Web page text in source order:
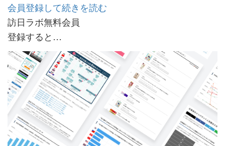
会員登録して続きを読む
訪日ラボ無料会員
登録すると…